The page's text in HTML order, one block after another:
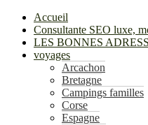
Accueil
Consultante SEO luxe,
LES BONNES
voyages
Arcachon
Bretagne
Campings familles
Corse
Espagne